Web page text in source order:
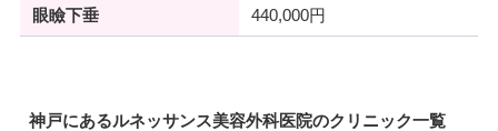
眼瞼下垂 440,000円
神戸にあるルネッサンス美容外科医院のクリニック一覧